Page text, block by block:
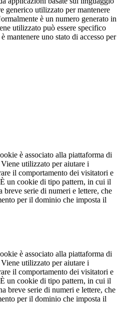
generico utilizzato per mantenere
è un numero generato in
utilizzato può essere specifico
mantenere uno stato di accesso per
è associato alla piattaforma di
utilizzato per aiutare i
il comportamento dei visitatori e
un cookie di tipo pattern, in cui il
breve serie di numeri e lettere, che
per il dominio che imposta il
è associato alla piattaforma di
utilizzato per aiutare i
il comportamento dei visitatori e
un cookie di tipo pattern, in cui il
breve serie di numeri e lettere, che
per il dominio che imposta il